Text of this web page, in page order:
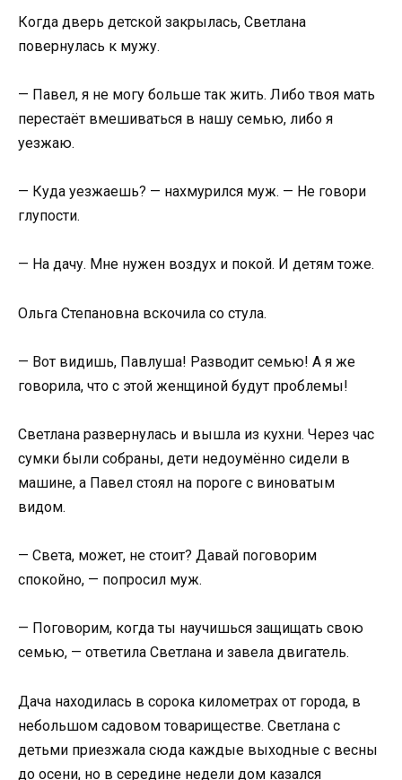
Когда дверь детской закрылась, Светлана
повернулась к мужу.
— Павел, я не могу больше так жить. Либо твоя мать
перестаёт вмешиваться в нашу семью, либо я
уезжаю.
— Куда уезжаешь? — нахмурился муж. — Не говори
глупости.
— На дачу. Мне нужен воздух и покой. И детям тоже.
Ольга Степановна вскочила со стула.
— Вот видишь, Павлуша! Разводит семью! А я же
говорила, что с этой женщиной будут проблемы!
Светлана развернулась и вышла из кухни. Через час
сумки были собраны, дети недоумённо сидели в
машине, а Павел стоял на пороге с виноватым
видом.
— Света, может, не стоит? Давай поговорим
спокойно, — попросил муж.
— Поговорим, когда ты научишься защищать свою
семью, — ответила Светлана и завела двигатель.
Дача находилась в сорока километрах от города, в
небольшом садовом товариществе. Светлана с
детьми приезжала сюда каждые выходные с весны
до осени, но в середине недели дом казался